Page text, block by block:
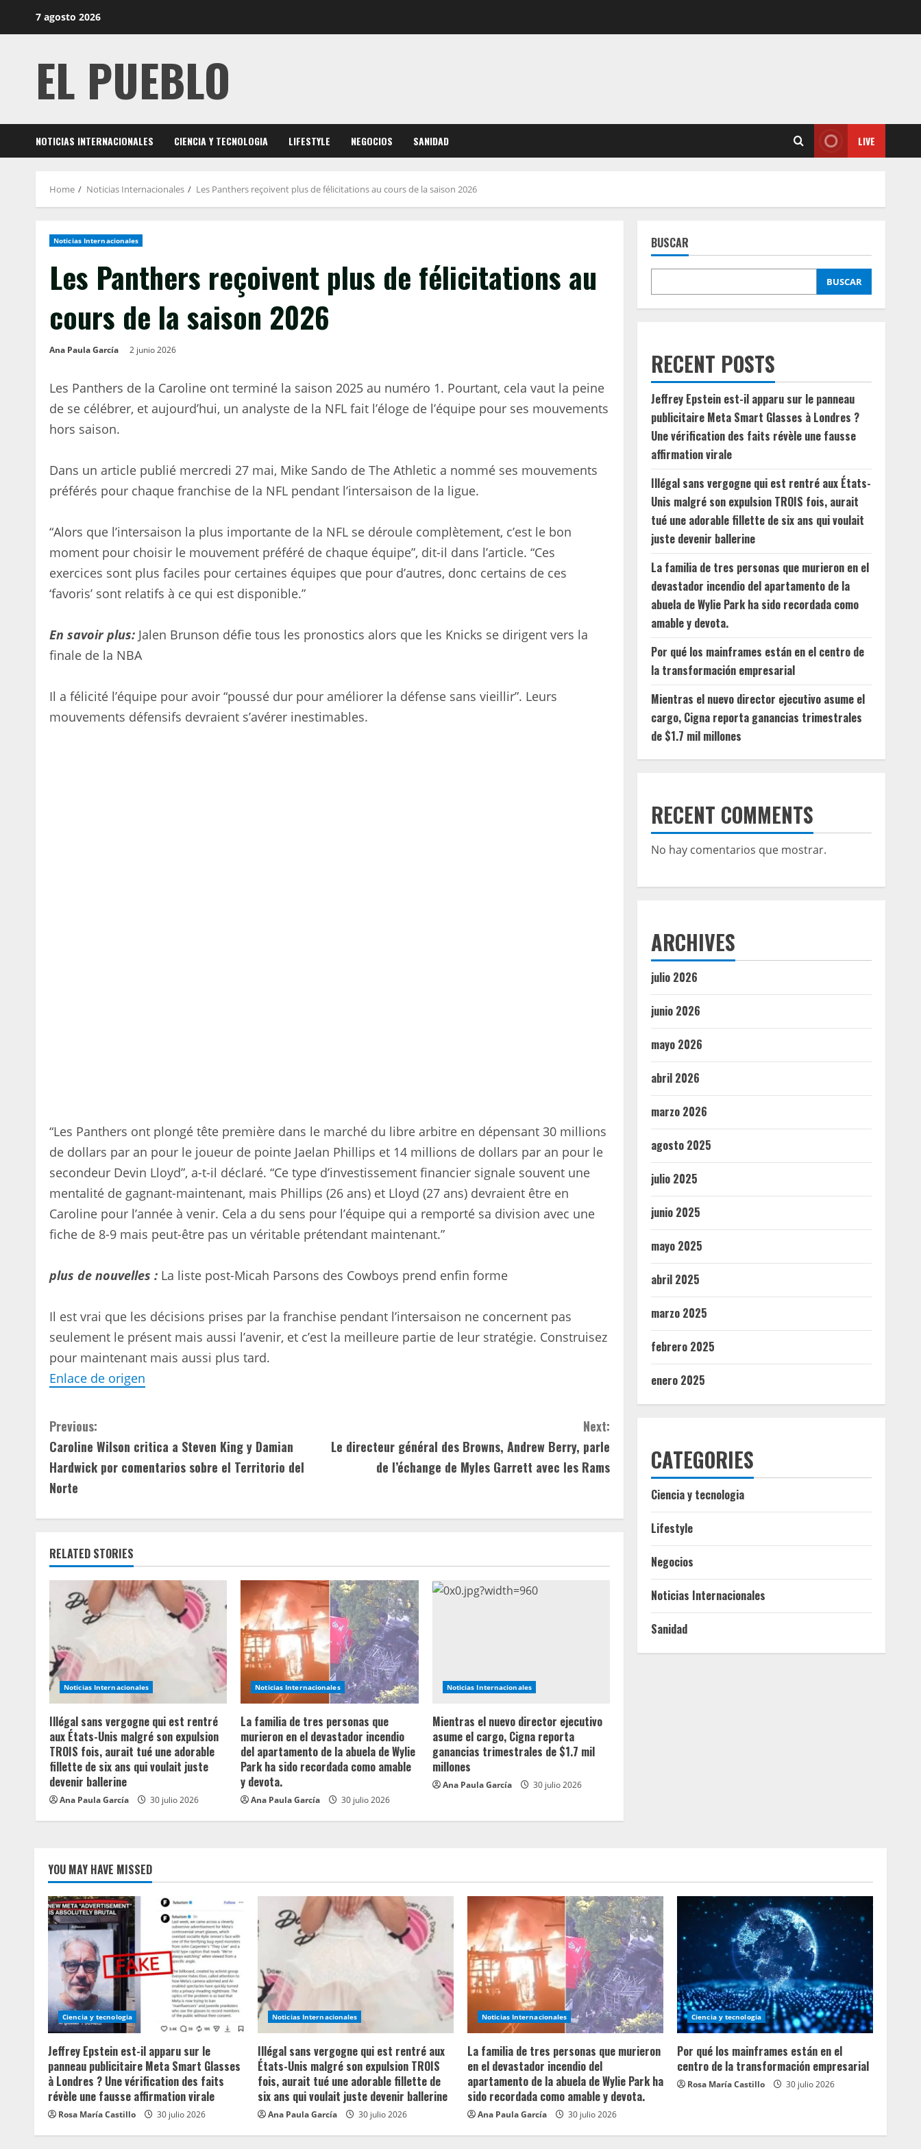
7 agosto 2026
EL PUEBLO
NOTICIAS INTERNACIONALES CIENCIA Y TECNOLOGIA LIFESTYLE NEGOCIOS SANIDAD LIVE
Home Noticias Internacionales Les Panthers reçoivent plus de félicitations au cours de la saison 2026
Noticias Internacionales
Les Panthers reçoivent plus de félicitations au
cours de la saison 2026
Ana Paula García 2 junio 2026
Les Panthers de la Caroline ont terminé la saison 2025 au numéro 1. Pourtant, cela vaut la peine
de se célébrer, et aujourd’hui, un analyste de la NFL fait l’éloge de l’équipe pour ses mouvements
hors saison.
Dans un article publié mercredi 27 mai, Mike Sando de The Athletic a nommé ses mouvements
préférés pour chaque franchise de la NFL pendant l’intersaison de la ligue.
“Alors que l’intersaison la plus importante de la NFL se déroule complètement, c’est le bon
moment pour choisir le mouvement préféré de chaque équipe”, dit-il dans l’article. “Ces
exercices sont plus faciles pour certaines équipes que pour d’autres, donc certains de ces
‘favoris’ sont relatifs à ce qui est disponible.”
En savoir plus: Jalen Brunson défie tous les pronostics alors que les Knicks se dirigent vers la
finale de la NBA
Il a félicité l’équipe pour avoir “poussé dur pour améliorer la défense sans vieillir”. Leurs
mouvements défensifs devraient s’avérer inestimables.
“Les Panthers ont plongé tête première dans le marché du libre arbitre en dépensant 30 millions
de dollars par an pour le joueur de pointe Jaelan Phillips et 14 millions de dollars par an pour le
secondeur Devin Lloyd”, a-t-il déclaré. “Ce type d’investissement financier signale souvent une
mentalité de gagnant-maintenant, mais Phillips (26 ans) et Lloyd (27 ans) devraient être en
Caroline pour l’année à venir. Cela a du sens pour l’équipe qui a remporté sa division avec une
fiche de 8-9 mais peut-être pas un véritable prétendant maintenant.”
plus de nouvelles : La liste post-Micah Parsons des Cowboys prend enfin forme
Il est vrai que les décisions prises par la franchise pendant l’intersaison ne concernent pas
seulement le présent mais aussi l’avenir, et c’est la meilleure partie de leur stratégie. Construisez
pour maintenant mais aussi plus tard.
Enlace de origen
C
o
n
t
i
n
u
R
e
a
d
i
n
Previous:
Caroline Wilson critica a Steven King y Damian
Hardwick por comentarios sobre el Territorio del
Norte
Next:
Le directeur général des Browns, Andrew Berry, parle
de l’échange de Myles Garrett avec les Rams
RELATED STORIES
Noticias Internacionales
Illégal sans vergogne qui est rentré
aux États-Unis malgré son expulsion
TROIS fois, aurait tué une adorable
fillette de six ans qui voulait juste
devenir ballerine
Ana Paula García 30 julio 2026
Noticias Internacionales
La familia de tres personas que
murieron en el devastador incendio
del apartamento de la abuela de Wylie
Park ha sido recordada como amable
y devota.
Ana Paula García 30 julio 2026
Noticias Internacionales
Mientras el nuevo director ejecutivo
asume el cargo, Cigna reporta
ganancias trimestrales de $1.7 mil
millones
Ana Paula García 30 julio 2026
BUSCAR
BUSCAR
RECENT POSTS
Jeffrey Epstein est-il apparu sur le panneau
publicitaire Meta Smart Glasses à Londres ?
Une vérification des faits révèle une fausse
affirmation virale
Illégal sans vergogne qui est rentré aux États-
Unis malgré son expulsion TROIS fois, aurait
tué une adorable fillette de six ans qui voulait
juste devenir ballerine
La familia de tres personas que murieron en el
devastador incendio del apartamento de la
abuela de Wylie Park ha sido recordada como
amable y devota.
Por qué los mainframes están en el centro de
la transformación empresarial
Mientras el nuevo director ejecutivo asume el
cargo, Cigna reporta ganancias trimestrales
de $1.7 mil millones
RECENT COMMENTS
No hay comentarios que mostrar.
ARCHIVES
julio 2026
junio 2026
mayo 2026
abril 2026
marzo 2026
agosto 2025
julio 2025
junio 2025
mayo 2025
abril 2025
marzo 2025
febrero 2025
enero 2025
CATEGORIES
Ciencia y tecnologia
Lifestyle
Negocios
Noticias Internacionales
Sanidad
YOU MAY HAVE MISSED
Ciencia y tecnologia
Jeffrey Epstein est-il apparu sur le
panneau publicitaire Meta Smart Glasses
à Londres ? Une vérification des faits
révèle une fausse affirmation virale
Rosa María Castillo 30 julio 2026
Noticias Internacionales
Illégal sans vergogne qui est rentré aux
États-Unis malgré son expulsion TROIS
fois, aurait tué une adorable fillette de
six ans qui voulait juste devenir ballerine
Ana Paula García 30 julio 2026
Noticias Internacionales
La familia de tres personas que murieron
en el devastador incendio del
apartamento de la abuela de Wylie Park ha
sido recordada como amable y devota.
Ana Paula García 30 julio 2026
Ciencia y tecnologia
Por qué los mainframes están en el
centro de la transformación empresarial
Rosa María Castillo 30 julio 2026